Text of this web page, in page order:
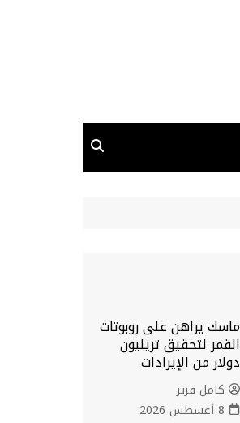
ماسك يراهن على روبوتات
القمر لتحقيق تريليون
دولار من الإيرادات
كامل فزيز
8 أغسطس 2026